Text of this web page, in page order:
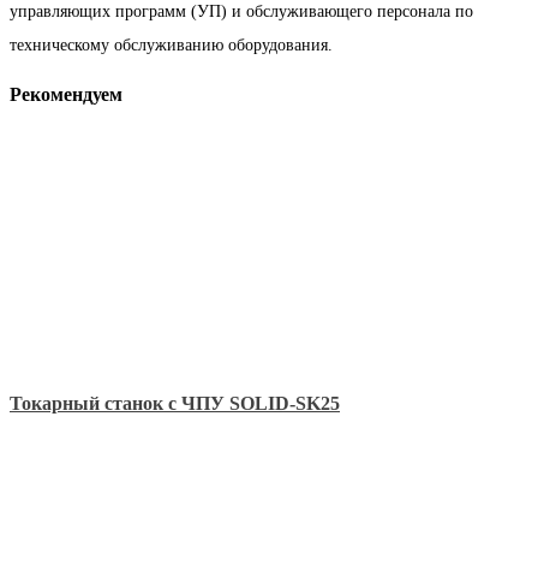
управляющих программ (УП) и обслуживающего персонала по
техническому обслуживанию оборудования.
Рекомендуем
Токарный станок с ЧПУ SOLID-SK25